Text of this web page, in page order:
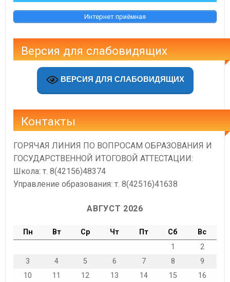
Интернет приёмная
Версия для слабовидящих
ВЕРСИЯ ДЛЯ СЛАБОВИДЯЩИХ
Контакты
ГОРЯЧАЯ ЛИНИЯ ПО ВОПРОСАМ ОБРАЗОВАНИЯ И
ГОСУДАРСТВЕННОЙ ИТОГОВОЙ АТТЕСТАЦИИ:
Школа: т. 8(42156)48374
Управление образования: т. 8(42516)41638
АВГУСТ 2026
Пн Вт Ср Чт Пт Сб
Вс
1
2
3
4 5 6 7 8
9
10
11 12 13 14 15
16